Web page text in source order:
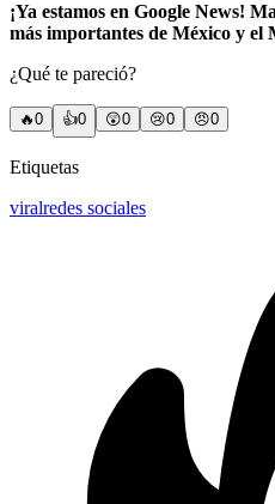
¡Ya estamos en Google News!
más importantes de México y el
¿Qué te pareció?
🔥0 👍0 😲0 😢0 😠0
Etiquetas
viralredes sociales